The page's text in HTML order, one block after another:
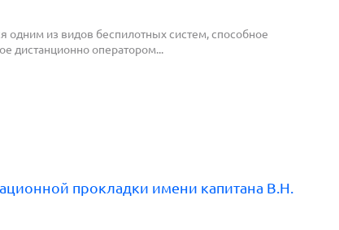
из видов беспилотных систем, способное
дистанционно оператором...
прокладки имени капитана В.Н.